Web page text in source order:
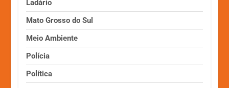
Ladário
Mato Grosso do Sul
Meio Ambiente
Polícia
Política